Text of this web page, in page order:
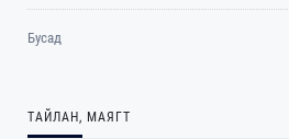
Бусад
ТАЙЛАН, МАЯГТ